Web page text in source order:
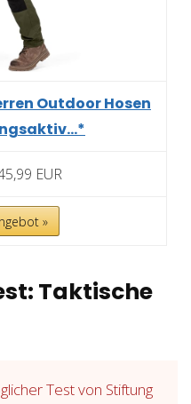
Outdoor Hosen
EUR
»
Taktische
Test von Stiftung